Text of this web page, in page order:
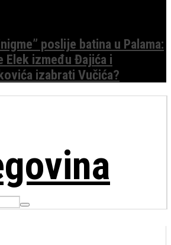
poslije batina u Palama:
Elek između Đajića i
izabrati Vučića?